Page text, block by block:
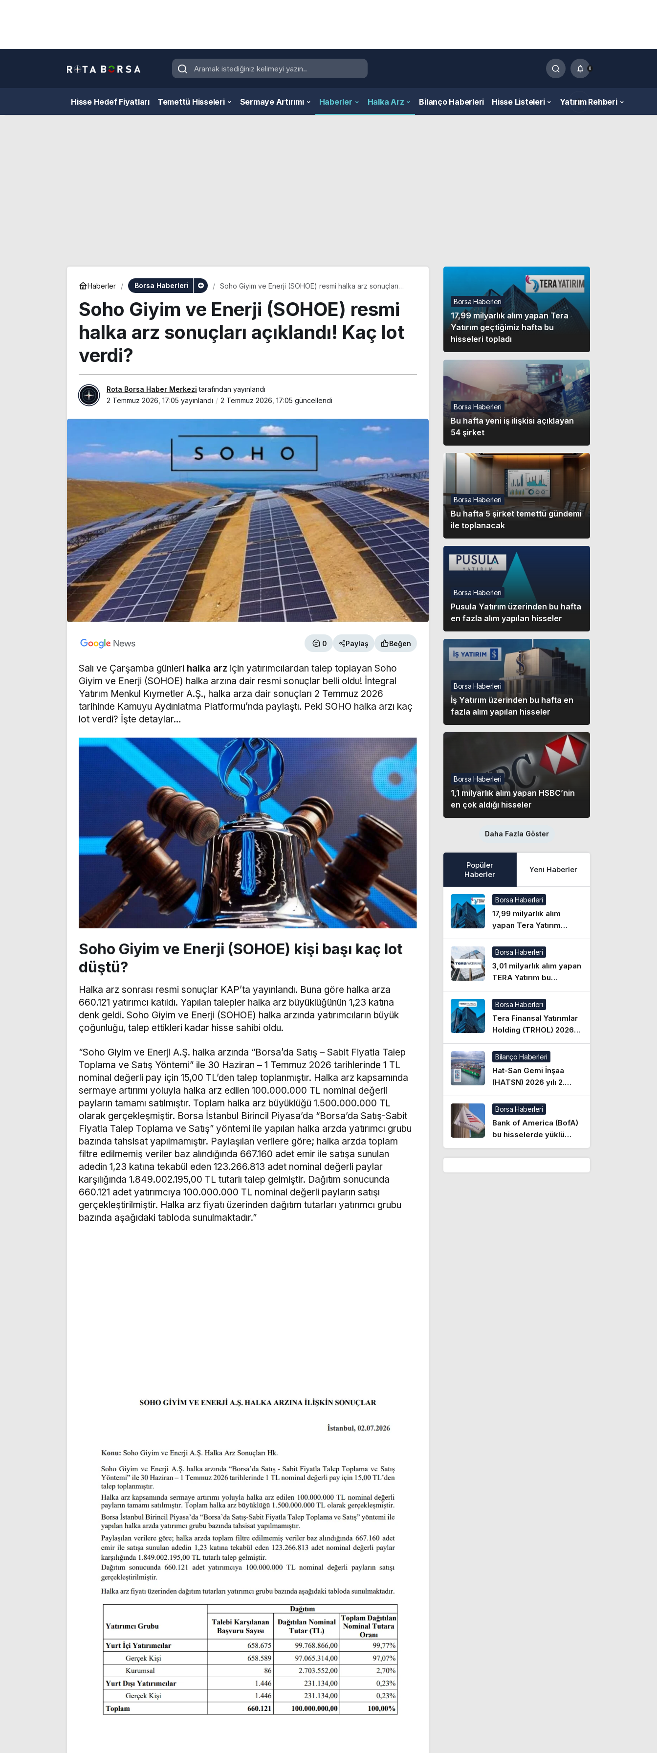
0
Hisse Hedef Fiyatları Temettü Hisseleri Sermaye Artırımı Haberler Halka Arz Bilanço Haberleri Hisse Listeleri Yatırım Rehberi
Sistem modunu seçin.
Haberler Borsa Haberleri
Soho Giyim ve Enerji (SOHOE) resmi halka arz sonuçları
Soho Giyim ve Enerji (SOHOE) resmi
halka arz sonuçları açıklandı! Kaç lot
verdi?
Rota Borsa Haber Merkezi tarafından yayınlandı
2 Temmuz 2026, 17:05 yayınlandı 2 Temmuz 2026, 17:05 güncellendi
0 Paylaş Beğen
Salı ve Çarşamba günleri halka arz için yatırımcılardan talep toplayan Soho
Giyim ve Enerji (SOHOE) halka arzına dair resmi sonuçlar belli oldu! İntegral
Yatırım Menkul Kıymetler A.Ş., halka arza dair sonuçları 2 Temmuz 2026
tarihinde Kamuyu Aydınlatma Platformu’nda paylaştı. Peki SOHO halka arzı kaç
lot verdi? İşte detaylar…
Soho Giyim ve Enerji (SOHOE) kişi başı kaç lot
düştü?
Halka arz sonrası resmi sonuçlar KAP’ta yayınlandı. Buna göre halka arza
660.121 yatırımcı katıldı. Yapılan talepler halka arz büyüklüğünün 1,23 katına
denk geldi. Soho Giyim ve Enerji (SOHOE) halka arzında yatırımcıların büyük
çoğunluğu, talep ettikleri kadar hisse sahibi oldu.
“Soho Giyim ve Enerji A.Ş. halka arzında “Borsa’da Satış – Sabit Fiyatla Talep
Toplama ve Satış Yöntemi” ile 30 Haziran – 1 Temmuz 2026 tarihlerinde 1 TL
nominal değerli pay için 15,00 TL’den talep toplanmıştır. Halka arz kapsamında
sermaye artırımı yoluyla halka arz edilen 100.000.000 TL nominal değerli
payların tamamı satılmıştır. Toplam halka arz büyüklüğü 1.500.000.000 TL
olarak gerçekleşmiştir. Borsa İstanbul Birincil Piyasa’da “Borsa’da Satış-Sabit
Fiyatla Talep Toplama ve Satış” yöntemi ile yapılan halka arzda yatırımcı grubu
bazında tahsisat yapılmamıştır. Paylaşılan verilere göre; halka arzda toplam
filtre edilmemiş veriler baz alındığında 667.160 adet emir ile satışa sunulan
adedin 1,23 katına tekabül eden 123.266.813 adet nominal değerli paylar
karşılığında 1.849.002.195,00 TL tutarlı talep gelmiştir. Dağıtım sonucunda
660.121 adet yatırımcıya 100.000.000 TL nominal değerli payların satışı
gerçekleştirilmiştir. Halka arz fiyatı üzerinden dağıtım tutarları yatırımcı grubu
bazında aşağıdaki tabloda sunulmaktadır.”
Borsa Haberleri
17,99 milyarlık alım yapan Tera
Yatırım geçtiğimiz hafta bu
hisseleri topladı
Borsa Haberleri
Bu hafta yeni iş ilişkisi açıklayan
54 şirket
Borsa Haberleri
Bu hafta 5 şirket temettü gündemi
ile toplanacak
Borsa Haberleri
Pusula Yatırım üzerinden bu hafta
en fazla alım yapılan hisseler
Borsa Haberleri
İş Yatırım üzerinden bu hafta en
fazla alım yapılan hisseler
Borsa Haberleri
1,1 milyarlık alım yapan HSBC’nin
en çok aldığı hisseler
Daha Fazla Göster
Popüler
Haberler
Yeni Haberler
Borsa Haberleri
17,99 milyarlık alım
yapan Tera Yatırım
geçtiğimiz hafta bu
hisseleri topladı
Borsa Haberleri
3,01 milyarlık alım yapan
TERA Yatırım bu
hisseleri topladı
Borsa Haberleri
Tera Finansal Yatırımlar
Holding (TRHOL) 2026
yılı 2. çeyrek
bilançosunu açıkladı!
İşte detaylar
Bilanço Haberleri
Hat-San Gemi İnşaa
(HATSN) 2026 yılı 2.
çeyrek bilançosunu
açıkladı! İşte detaylar
Borsa Haberleri
Bank of America (BofA)
bu hisselerde yüklü
satış yaptı (07.08.2026)